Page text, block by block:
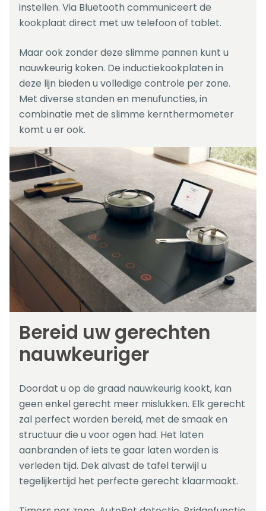
instellen. Via Bluetooth communiceert de
kookplaat direct met uw telefoon of tablet.
Maar ook zonder deze slimme pannen kunt u
nauwkeurig koken. De inductiekookplaten in
deze lijn bieden u volledige controle per zone.
Met diverse standen en menufuncties, in
combinatie met de slimme kernthermometer
komt u er ook.
Bereid uw gerechten
nauwkeuriger
Doordat u op de graad nauwkeurig kookt, kan
geen enkel gerecht meer mislukken. Elk gerecht
zal perfect worden bereid, met de smaak en
structuur die u voor ogen had. Het laten
aanbranden of iets te gaar laten worden is
verleden tijd. Dek alvast de tafel terwijl u
tegelijkertijd het perfecte gerecht klaarmaakt.